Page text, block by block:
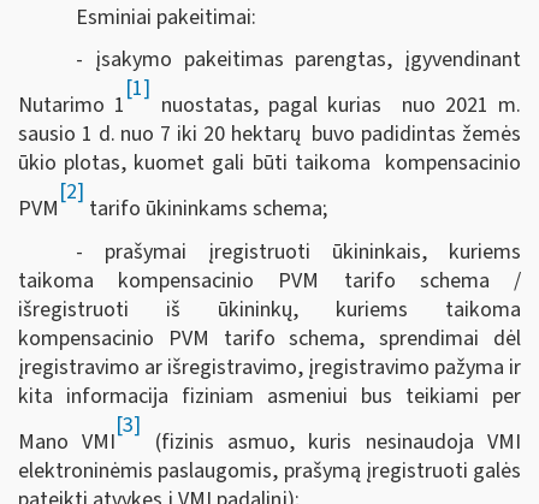
Esminiai pakeitimai:
- įsakymo pakeitimas parengtas, įgyvendinant
Nutarimo 1
[1]
nuostatas, pagal kurias nuo 2021 m.
sausio 1 d. nuo 7 iki 20 hektarų buvo padidintas žemės
ūkio plotas, kuomet gali būti taikoma kompensacinio
PVM
[2]
tarifo ūkininkams schema;
- prašymai įregistruoti ūkininkais, kuriems
taikoma kompensacinio PVM tarifo schema /
išregistruoti iš ūkininkų, kuriems taikoma
kompensacinio PVM tarifo schema, sprendimai dėl
įregistravimo ar išregistravimo, įregistravimo pažyma ir
kita informacija fiziniam asmeniui bus teikiami per
Mano VMI
[3]
(fizinis asmuo, kuris nesinaudoja VMI
elektroninėmis paslaugomis, prašymą įregistruoti galės